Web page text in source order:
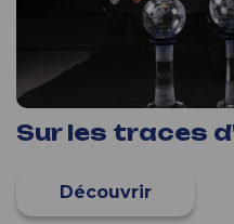
Sur les traces